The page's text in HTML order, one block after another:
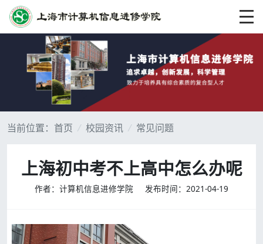
当前位置： 首页 / 校园资讯 / 常见问题
上海初中考不上高中怎么办呢
作者：计算机信息进修学院 发布时间：2021-04-19